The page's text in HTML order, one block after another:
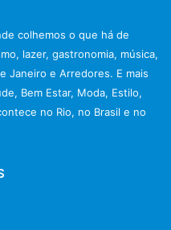
colhemos o que há de
lazer, gastronomia, música,
Janeiro e Arredores. E mais
Bem Estar, Moda, Estilo,
no Rio, no Brasil e no